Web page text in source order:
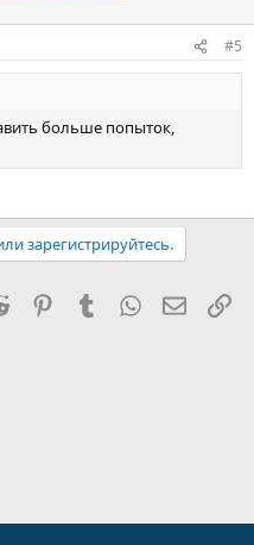
#5
больше попыток,
зарегистрируйтесь.
Reddit PinterestTumblr WhatsApp